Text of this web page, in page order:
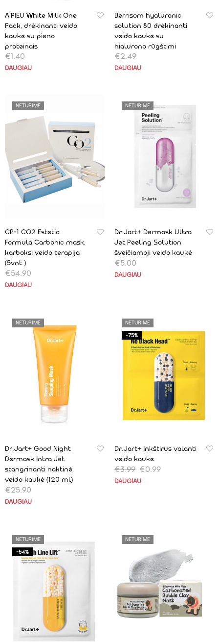
A’PIEU White Milk One
Pack, drėkinanti veido
kaukė su pieno
proteinais
€1.40
DAUGIAU
Berrisom hyaluronic
solution 80 drėkinanti
veido kaukė su
hialurono rūgštimi
€2.49
DAUGIAU
NETURIME
CP-1 CO2 Estetic
Formula Carbonic mask,
karboksi veido terapija
(5vnt.)
€54.90
DAUGIAU
NETURIME
Dr.Jart+ Dermask Ultra
Jet Peeling Solution
šveičiamoji veido kaukė
€5.00
DAUGIAU
NETURIME
Dr.Jart+ Good Night
Dermask Intra Jet
stangrinanti naktinė
veido kaukė (120 ml)
€25.90
DAUGIAU
-75%
NETURIME
Dr.Jart+ Inkštirus valanti
veido kaukė
€3.99 €0.99
DAUGIAU
-54%
NETURIME NETURIME